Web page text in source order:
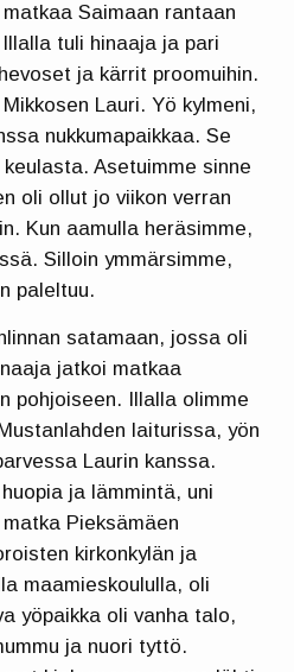
Saimaan rantaan
tuli hinaaja ja pari
ja kärrit proomuihin.
Lauri. Yö kylmeni,
nukkumapaikkaa. Se
keulasta. Asetuimme sinne
oli ollut jo viikon verran
Kun aamulla heräsimme,
Silloin ymmärsimme,
paleltuu.
satamaan, jossa oli
jatkoi matkaa
pohjoiseen. Illalla olimme
laiturissa, yön
Laurin kanssa.
ja lämmintä, uni
Pieksämäen
kirkonkylän ja
maamieskoululla, oli
yöpaikka oli vanha talo,
ja nuori tyttö.